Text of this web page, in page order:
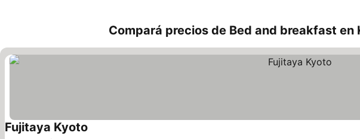
Compará precios de Bed and breakfast en
Fujitaya Kyoto